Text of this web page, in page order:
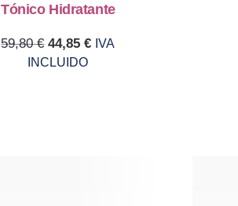
Tónico Hidratante
59,80€ Original price was: 59,80 €.
44,85€Current price is: 44,85 €.
IVA
INCLUIDO